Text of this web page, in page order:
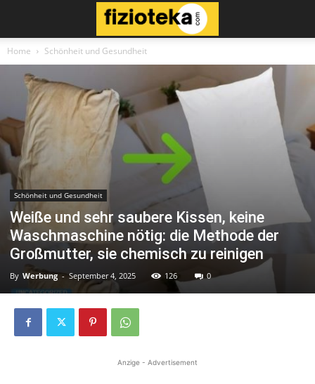
Home Schönheit und Gesundheit
Schönheit und Gesundheit
Weiße und sehr saubere Kissen, keine
Waschmaschine nötig: die Methode der
Großmutter, sie chemisch zu reinigen
By Werbung - September 4, 2025 126 0
Anzige - Advertisement